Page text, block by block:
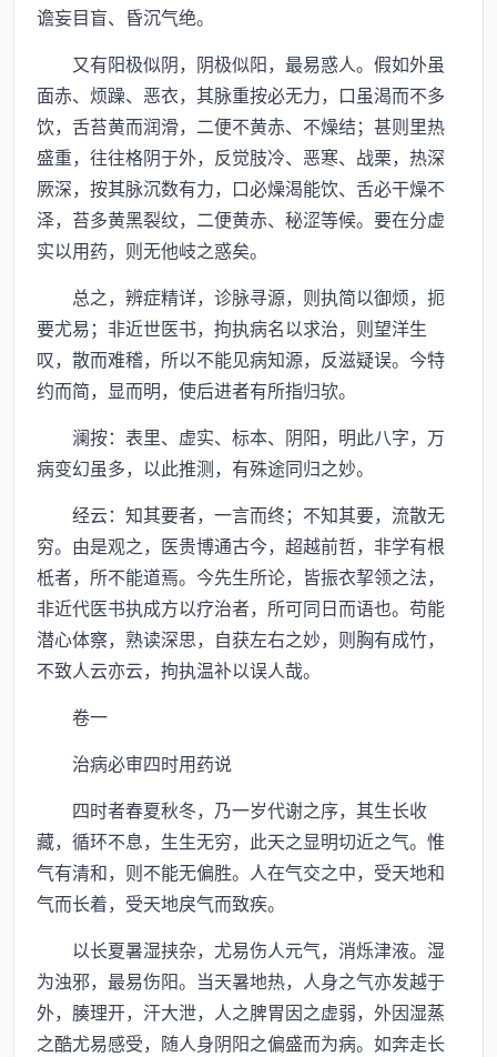
谵妄目盲、昏沉气绝。
又有阳极似阴，阴极似阳，最易惑人。假如外虽
面赤、烦躁、恶衣，其脉重按必无力，口虽渴而不多
饮，舌苔黄而润滑，二便不黄赤、不燥结；甚则里热
盛重，往往格阴于外，反觉肢冷、恶寒、战栗，热深
厥深，按其脉沉数有力，口必燥渴能饮、舌必干燥不
泽，苔多黄黑裂纹，二便黄赤、秘涩等候。要在分虚
实以用药，则无他岐之惑矣。
总之，辨症精详，诊脉寻源，则执简以御烦，扼
要尤易；非近世医书，拘执病名以求治，则望洋生
叹，散而难稽，所以不能见病知源，反滋疑误。今特
约而简，显而明，使后进者有所指归欤。
澜按：表里、虚实、标本、阴阳，明此八字，万
病变幻虽多，以此推测，有殊途同归之妙。
经云：知其要者，一言而终；不知其要，流散无
穷。由是观之，医贵博通古今，超越前哲，非学有根
柢者，所不能道焉。今先生所论，皆振衣挈领之法，
非近代医书执成方以疗治者，所可同日而语也。苟能
潜心体察，熟读深思，自获左右之妙，则胸有成竹，
不致人云亦云，拘执温补以误人哉。
卷一
治病必审四时用药说
四时者春夏秋冬，乃一岁代谢之序，其生长收
藏，循环不息，生生无穷，此天之显明切近之气。惟
气有清和，则不能无偏胜。人在气交之中，受天地和
气而长着，受天地戾气而致疾。
以长夏暑湿挟杂，尤易伤人元气，消烁津液。湿
为浊邪，最易伤阳。当天暑地热，人身之气亦发越于
外，腠理开，汗大泄，人之脾胃因之虚弱，外因湿蒸
之酷尤易感受，随人身阴阳之偏盛而为病。如奔走长